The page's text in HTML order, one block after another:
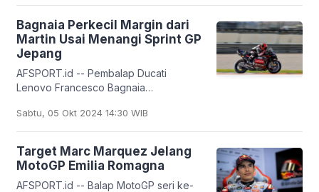
balapan utama (race) Grand Prix
Bagnaia Perkecil Margin dari
Martin Usai Menangi Sprint GP
Jepang
AFSPORT.id -- Pembalap Ducati
Lenovo Francesco Bagnaia
klasemen sementara MotoGP musim ini,
Jorge Martin (Prima Pramac
Sabtu, 05 Okt 2024 14:30 WIB
Target Marc Marquez Jelang
MotoGP Emilia Romagna
AFSPORT.id -- Balap MotoGP seri ke-